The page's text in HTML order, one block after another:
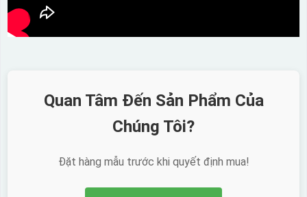
Quan Tâm Đến Sản Phẩm Của
Chúng Tôi?
Đặt hàng mẫu trước khi quyết định mua!